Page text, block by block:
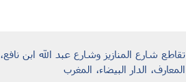
تقاطع شارع المنازيز وشارع عبد الله ابن نافع،
المعارف، الدار البيضاء، المغرب